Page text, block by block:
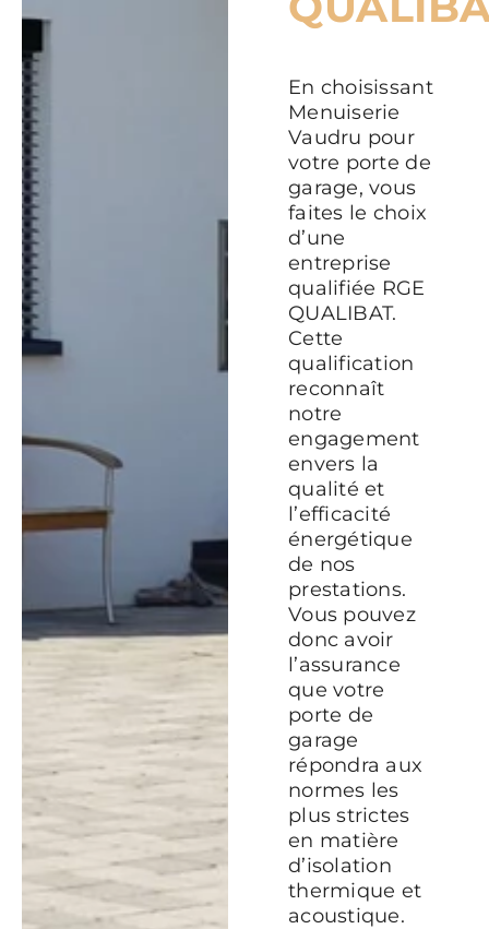
En choisissant
Menuiserie
Vaudru pour
votre porte de
garage, vous
faites le choix
d’une
entreprise
qualifiée RGE
QUALIBAT.
Cette
qualification
reconnaît
notre
engagement
envers la
qualité et
l’efficacité
énergétique
de nos
prestations.
Vous pouvez
donc avoir
l’assurance
que votre
porte de
garage
répondra aux
normes les
plus strictes
en matière
d’isolation
thermique et
acoustique.